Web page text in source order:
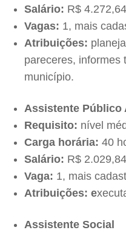
Salário: R$
Vagas: 1, mais
Atribuições:
pareceres, informes
município.
Assistente Público
Requisito: nível
Carga horária: 40
Salário: R$
Vaga: 1, mais
Atribuições: e
Assistente Social